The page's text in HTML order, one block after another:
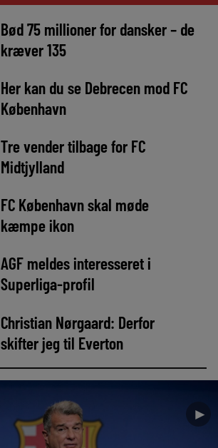
Bød 75 millioner for dansker – de
kræver 135
Her kan du se Debrecen mod FC
København
Tre vender tilbage for FC
Midtjylland
FC København skal møde
kæmpe ikon
AGF meldes interesseret i
Superliga-profil
Christian Nørgaard: Derfor
skifter jeg til Everton
►